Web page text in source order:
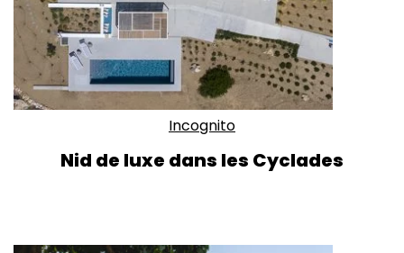
Incognito
Nid de luxe dans les Cyclades